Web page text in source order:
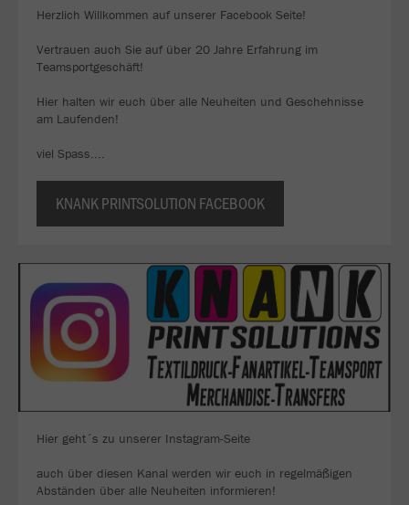
Herzlich Willkommen auf unserer Facebook Seite!
Vertrauen auch Sie auf über 20 Jahre Erfahrung im
Teamsportgeschäft!
Hier halten wir euch über alle Neuheiten und Geschehnisse
am Laufenden!
viel Spass....
KNANK PRINTSOLUTION FACEBOOK
Hier geht´s zu unserer Instagram-Seite
auch über diesen Kanal werden wir euch in regelmäßigen
Abständen über alle Neuheiten informieren!